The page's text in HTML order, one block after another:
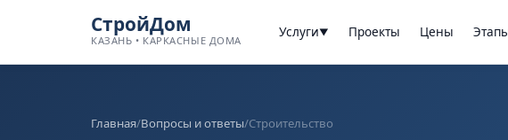
СтройДом
КАЗАНЬ • КАРКАСНЫЕ ДОМА
Услуги▼ Проекты Цены
Главная/Вопросы и ответы/Строительство